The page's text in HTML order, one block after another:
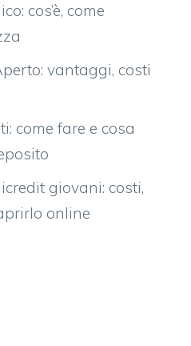
cos’è, come
vantaggi, costi
come fare e cosa
giovani: costi,
online